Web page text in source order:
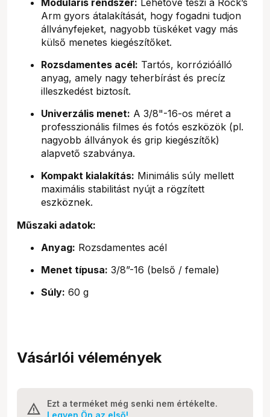
Arm gyors átalakítását, hogy fogadni tudjon
állványfejeket, nagyobb tüskéket vagy más
külső menetes kiegészítőket.
Rozsdamentes acél: Tartós, korrózióálló
anyag, amely nagy teherbírást és precíz
illeszkedést biztosít.
Univerzális menet: A 3/8"-16-os méret a
professzionális filmes és fotós eszközök (pl.
nagyobb állványok és grip kiegészítők)
alapvető szabványa.
Kompakt kialakítás: Minimális súly mellett
maximális stabilitást nyújt a rögzített
eszköznek.
Műszaki adatok:
Anyag: Rozsdamentes acél
Menet típusa: 3/8”-16 (belső / female)
Súly: 60 g
Vásárlói vélemények
Ezt a terméket még senki nem értékelte.
Legyen Ön az első!